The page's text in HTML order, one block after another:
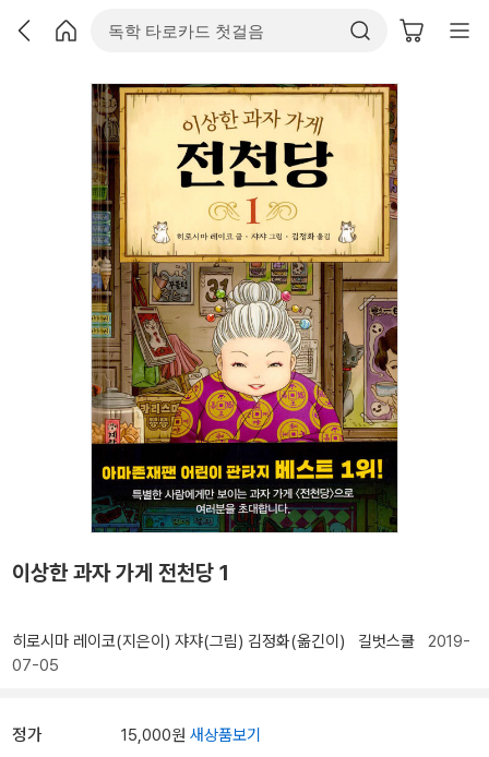
이상한 과자 가게 전천당 1
히로시마 레이코(지은이) 쟈쟈(그림) 김정화(옮긴이) 길벗스쿨 2019-
07-05
정가 15,000원 새상품보기